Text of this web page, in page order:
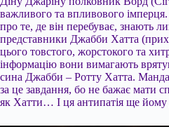
важливого та впливового
про те, де він перебуває, знають
представники Джабби Хатта
цього товстого, жорстокого та
інформацію вони вимагають
сина Джабби – Ротту Хатта.
за це завдання, бо не бажає мати
як Хатти… І ця антипатія ще